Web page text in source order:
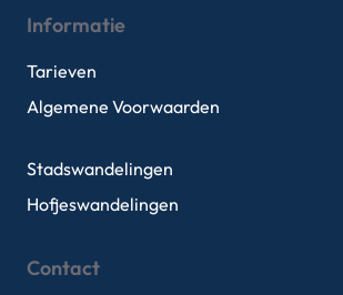
Informatie
Tarieven
Algemene Voorwaarden
Stadswandelingen
Hofjeswandelingen
Contact